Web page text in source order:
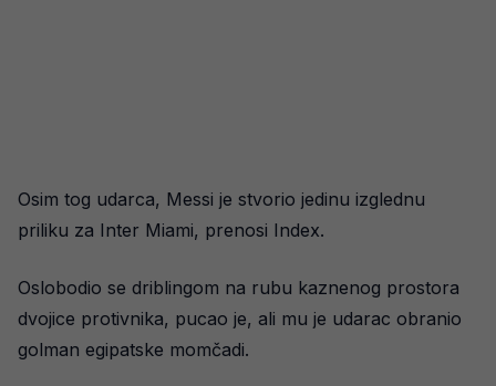
Osim tog udarca, Messi je stvorio jedinu izglednu
priliku za Inter Miami, prenosi Index.
Oslobodio se driblingom na rubu kaznenog prostora
dvojice protivnika, pucao je, ali mu je udarac obranio
golman egipatske momčadi.